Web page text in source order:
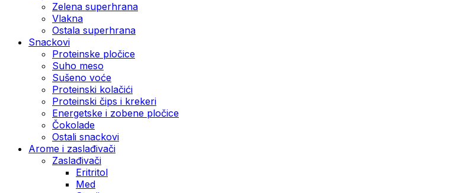
Zelena superhrana
Vlakna
Ostala superhrana
Snackovi
Proteinske pločice
Suho meso
Sušeno voće
Proteinski kolačići
Proteinski čips i krekeri
Energetske i zobene pločice
Čokolade
Ostali snackovi
Arome i zaslađivači
Zaslađivači
Eritritol
Med